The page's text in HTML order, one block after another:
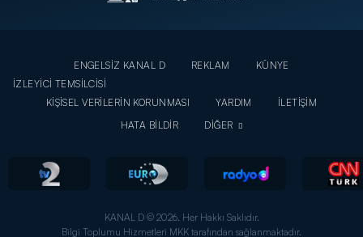
ENGELSİZ KANAL D REKLAM
KÜNYE
İZLEYİCİ TEMSİLCİSİ
KİŞİSEL VERİLERİN KORUNMASI
YARDIM
İLETİŞİM
HATA BİLDİR
DİĞER
KANAL D © 2026. Her Hakkı Saklıdır.
Bilgi Toplumu Hizmetleri MKK tarafından sağlanmaktadır.